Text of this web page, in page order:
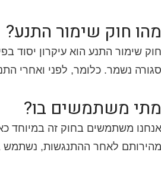
מהו חוק שימור התנע?
חוק שימור התנע הוא עיקרון יסוד
סגורה נשמר. כלומר, לפני ואחרי
מתי משתמשים בו?
אנחנו משתמשים בחוק זה במיוחד
מהירותם לאחר ההתנגשות, נשתמש